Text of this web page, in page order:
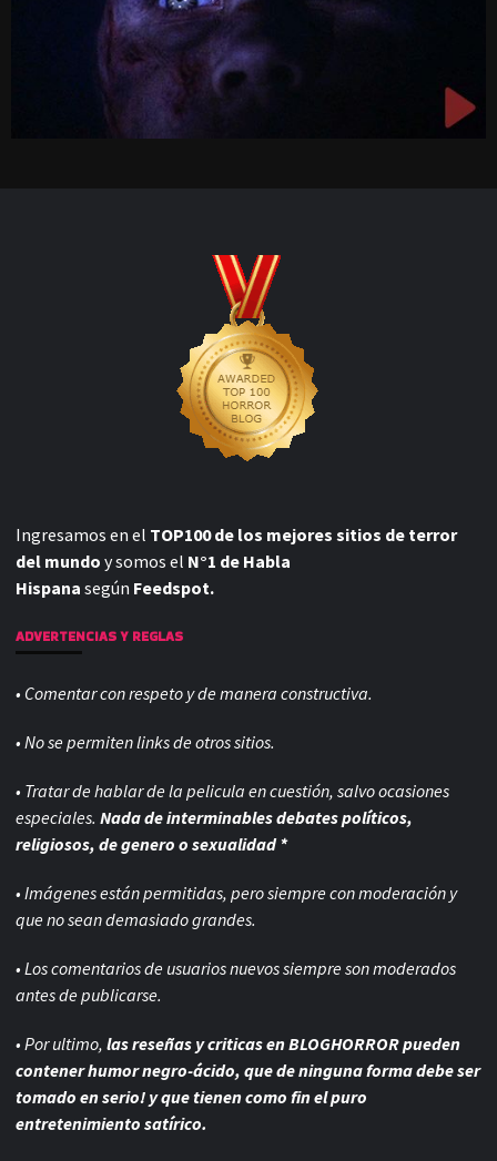
Ingresamos en el TOP100 de los mejores sitios de terror
del mundo y somos el N°1 de Habla
Hispana según Feedspot.
ADVERTENCIAS Y REGLAS
• Comentar con respeto y de manera constructiva.
• No se permiten links de otros sitios.
• Tratar de hablar de la pelicula en cuestión, salvo ocasiones
especiales. Nada de interminables debates políticos,
religiosos, de genero o sexualidad *
• Imágenes están permitidas, pero siempre conmoderación y
que no sean demasiado grandes.
• Los comentarios de usuarios nuevos siempre son moderados
antes de publicarse.
• Por ultimo, las reseñas y criticas en BLOGHORROR pueden
contener humor negro-ácido, que de ninguna forma debe ser
tomado en serio! y que tienen como fin el puro
entretenimiento satírico.